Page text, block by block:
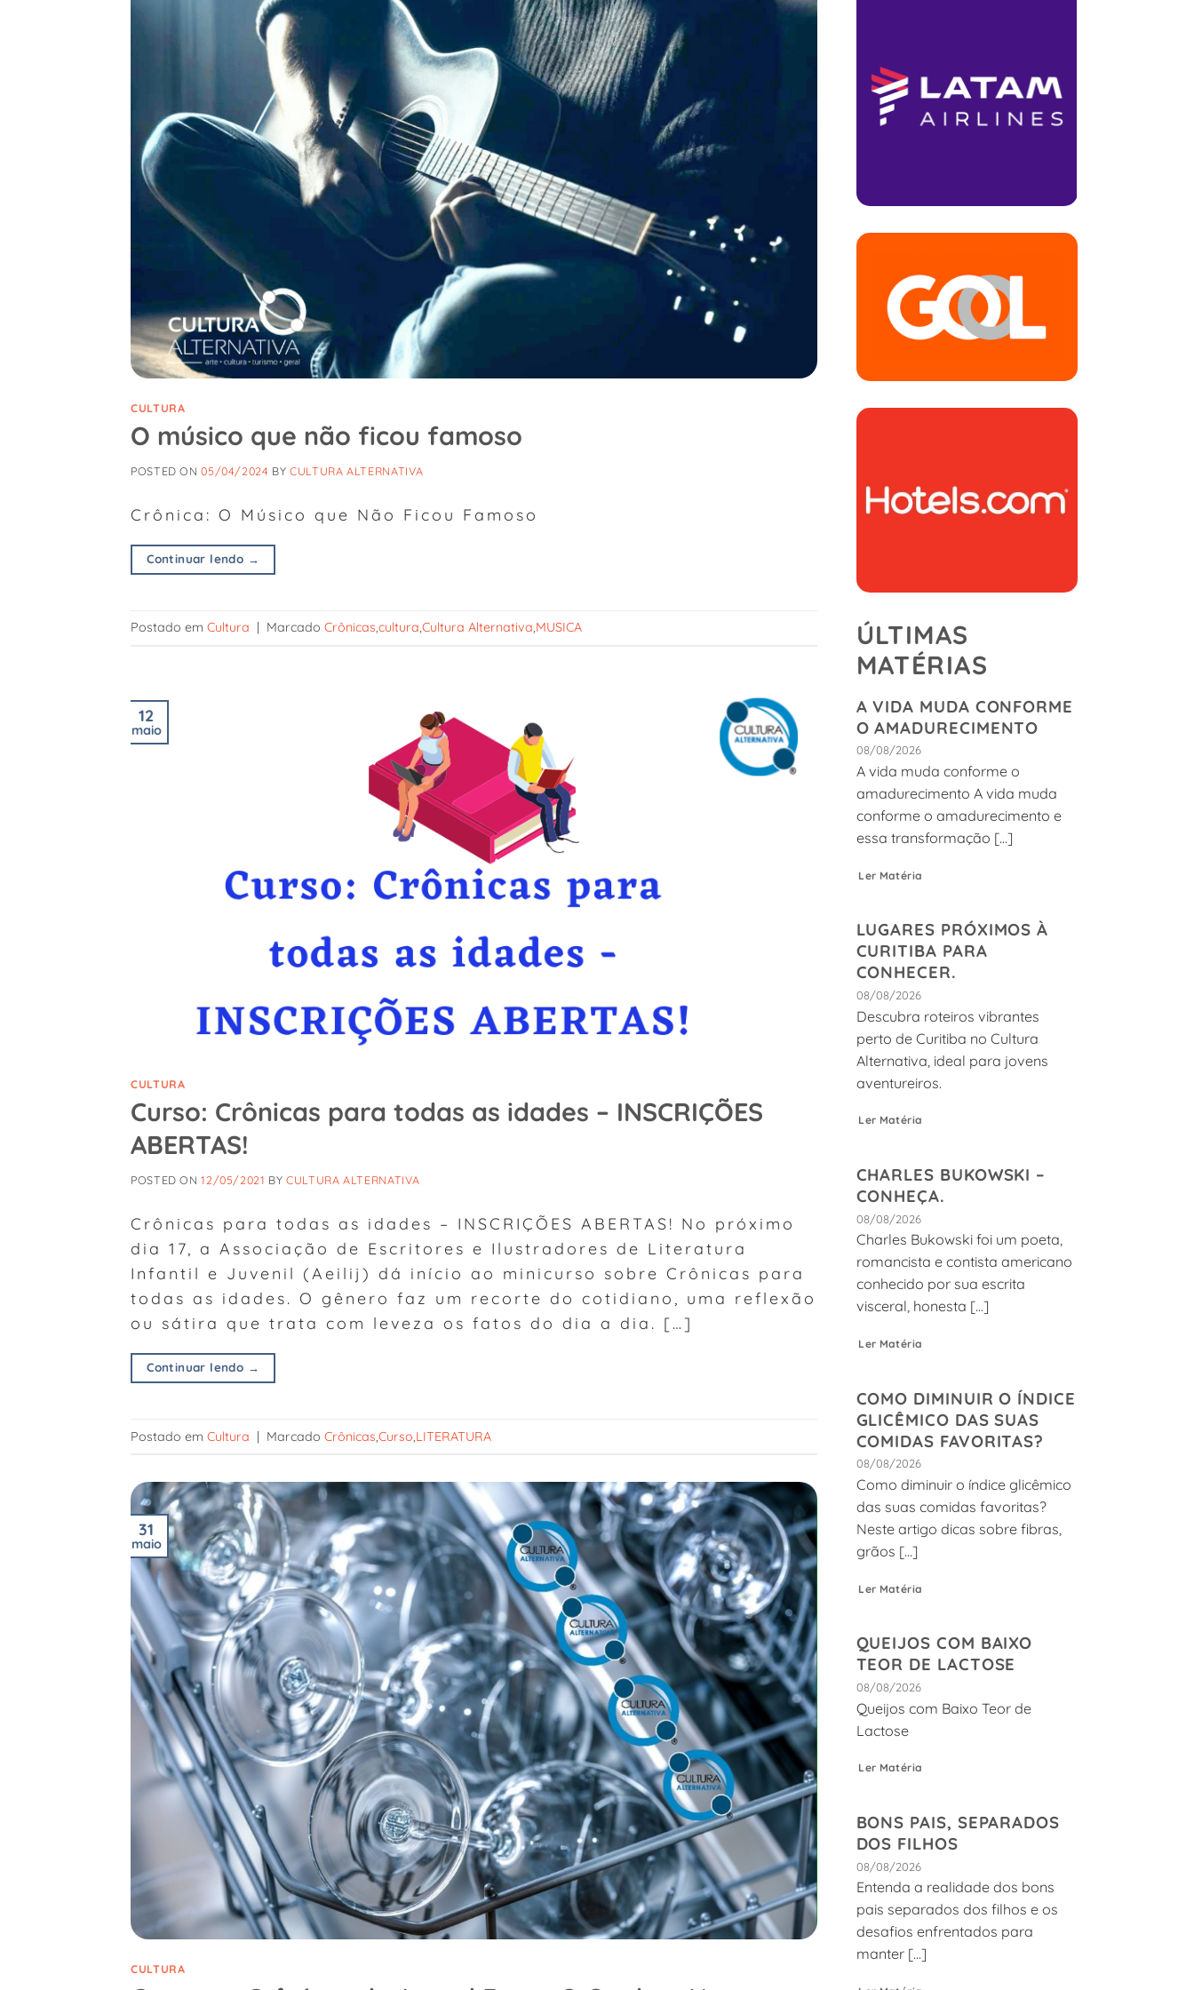
CULTURA
O músico que não ficou famoso
POSTED ON05/04/2024 BYCULTURA ALTERNATIVA
Crônica: O Músico que Não Ficou Famoso
Continuar lendo →
Postado em Cultura | Marcado Crônicas,cultura,Cultura Alternativa,MUSICA
12
maio
CULTURA
Curso: Crônicas para todas as idades – INSCRIÇÕES
ABERTAS!
POSTED ON12/05/2021 BYCULTURA ALTERNATIVA
Crônicas para todas as idades – INSCRIÇÕES ABERTAS! No próximo
dia 17, a Associação de Escritores e Ilustradores de Literatura
Infantil e Juvenil (Aeilij) dá início ao minicurso sobre Crônicas para
todas as idades. O gênero faz um recorte do cotidiano, uma reflexão
ou sátira que trata com leveza os fatos do dia a dia. […]
Continuar lendo →
Postado em Cultura | Marcado Crônicas Curso LITERATURA
31
maio
CULTURA
ÚLTIMAS
MATÉRIAS
A VIDA MUDA CONFORME
O AMADURECIMENTO
08/08/2026
A vida muda conforme o
amadurecimento A vida muda
conforme o amadurecimento e
essa transformação [...]
Ler Matéria
LUGARES PRÓXIMOS À
CURITIBA PARA
CONHECER.
08/08/2026
Descubra roteiros vibrantes
perto de Curitiba no Cultura
Alternativa, ideal para jovens
aventureiros.
Ler Matéria
CHARLES BUKOWSKI –
CONHEÇA.
08/08/2026
Charles Bukowski foi um poeta,
romancista e contista americano
conhecido por sua escrita
visceral, honesta [...]
Ler Matéria
COMO DIMINUIR O ÍNDICE
GLICÊMICO DAS SUAS
COMIDAS FAVORITAS?
08/08/2026
Como diminuir o índice glicêmico
das suas comidas favoritas?
Neste artigo dicas sobre fibras,
grãos [...]
Ler Matéria
QUEIJOS COM BAIXO
TEOR DE LACTOSE
08/08/2026
Queijos com Baixo Teor de
Lactose
Ler Matéria
BONS PAIS, SEPARADOS
DOS FILHOS
08/08/2026
Entenda a realidade dos bons
pais separados dos filhos e os
desafios enfrentados para
manter [...]